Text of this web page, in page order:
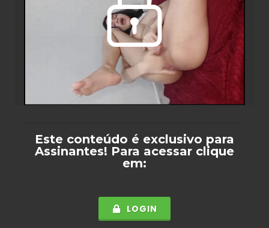
Este conteúdo é exclusivo para
Assinantes! Para acessar clique
em:
LOGIN